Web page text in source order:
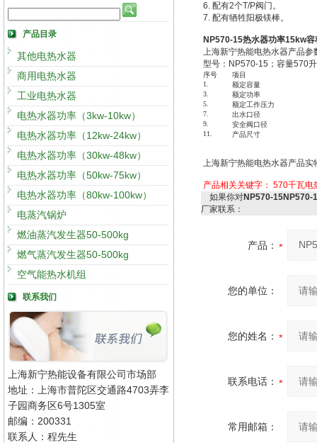
产品目录
其他电热水器
商用电热水器
工业电热水器
电热水器功率（3kw-10kw）
电热水器功率（12kw-24kw）
电热水器功率（30kw-48kw）
电热水器功率（50kw-75kw）
电热水器功率（80kw-100kw）
电蒸汽锅炉
燃油蒸汽发生器50-500kg
燃气蒸汽发生器50-500kg
空气能热水机组
联系我们
上海新宁热能设备有限公司市场部
地址：上海市普陀区交通路4703弄李
子园商务区6号1305室
邮编：200331
联系人：程先生
6. 配有2个T/P阀门。
7. 配有牺牲阳极镁棒。
NP570-15热水器功率15kw
上海新宁热能电热水器产品参
型号：NP570-15；容量570
序号
项目
1.
额定容量
3.
额定功率
5.
额定工作压力
7.
出水口径
9.
安全阀口径
11.
产品尺寸
上海新宁热能电热水器产品实
产品相关关键字：570千瓦电
如果你对NP570-15NP570-
厂家联系：
产品：
您的单位：
您的姓名：
联系电话：
常用邮箱：